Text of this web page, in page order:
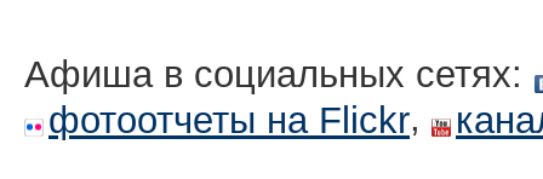
Афиша в социальных сетях:
фотоотчеты на Flickr,